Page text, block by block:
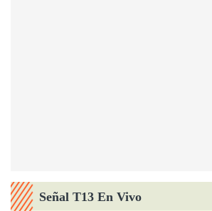
Señal T13 En Vivo